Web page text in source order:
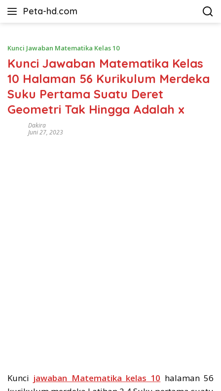
Peta-hd.com
Kumpulan
HD
Kunci Jawaban Matematika Kelas 10
Kunci Jawaban Matematika Kelas
10 Halaman 56 Kurikulum Merdeka
Suku Pertama Suatu Deret
Geometri Tak Hingga Adalah x
Dakira
Juni 27, 2023
Kunci jawaban Matematika kelas 10 halaman 56